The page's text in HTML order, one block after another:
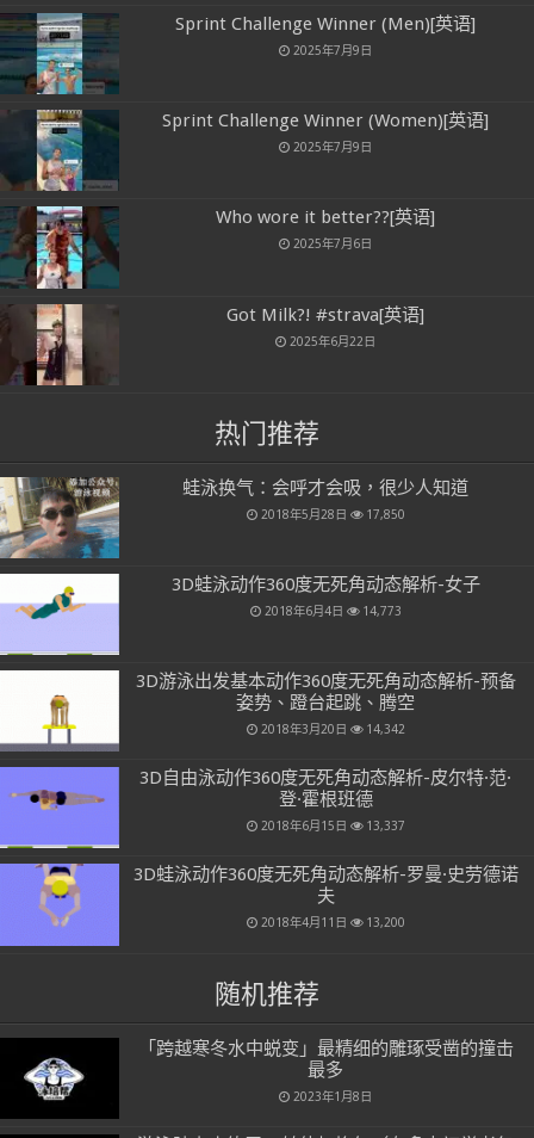
Sprint Challenge Winner (Men)[英语]
2025年7月9日
Sprint Challenge Winner (Women)[英语]
2025年7月9日
Who wore it better??[英语]
2025年7月6日
Got Milk?! #strava[英语]
2025年6月22日
热门推荐
蛙泳换气：会呼才会吸，很少人知道
2018年5月28日 17,850
3D蛙泳动作360度无死角动态解析-女子
2018年6月4日 14,773
3D游泳出发基本动作360度无死角动态解析-预备
姿势、蹬台起跳、腾空
2018年3月20日 14,342
3D自由泳动作360度无死角动态解析-皮尔特·范·
登·霍根班德
2018年6月15日 13,337
3D蛙泳动作360度无死角动态解析-罗曼·史劳德诺
夫
2018年4月11日 13,200
随机推荐
「跨越寒冬水中蜕变」最精细的雕琢受凿的撞击
最多
2023年1月8日